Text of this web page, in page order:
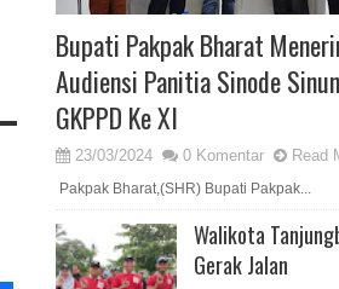
Bupati Pakpak Bharat
Audiensi Panitia Sinode
GKPPD Ke XI
23/03/2024 0 Komentar Read
Pakpak Bharat,(SHR) Bupati Pakpak...
Walikota
Gerak Jalan